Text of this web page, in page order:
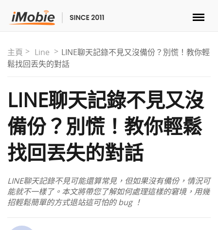
解鎖&復原
實用
手機解決方案
商店
下載
主頁 Line
LINE聊天記錄不見又沒備份？別慌！教你輕
鬆找回丟失的對話
LINE聊天記錄不見又沒
備份？別慌！教你輕鬆
找回丟失的對話
LINE聊天記錄不見可能還算常見，但如果沒有備份，情況可
能就不一樣了。本文將帶您了解如何處理這樣的窘境，用幾
招輕鬆簡單的方式退站這可怕的 bug ！